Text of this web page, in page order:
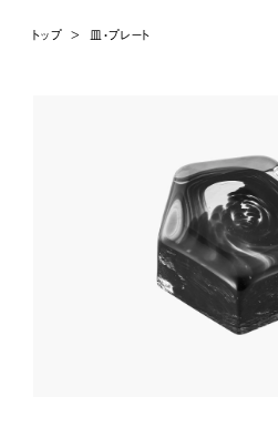
トップ > 皿・プレート